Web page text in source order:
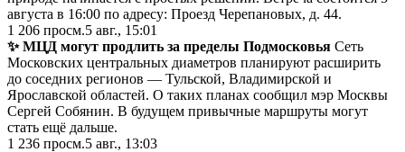
августа в 16:00 по адресу: Проезд Черепановых, д. 44.
1 206 просм.5 авг., 15:01
✨ МЦД могут продлить за пределы Подмосковья Сеть
Московских центральных диаметров планируют расширить
до соседних регионов — Тульской, Владимирской и
Ярославской областей. О таких планах сообщил мэр Москвы
Сергей Собянин. В будущем привычные маршруты могут
стать ещё дальше.
1 236 просм.5 авг., 13:03